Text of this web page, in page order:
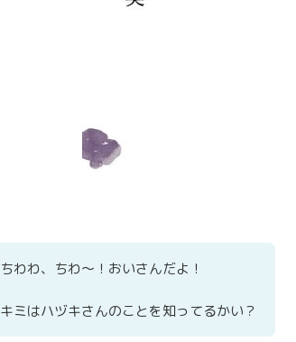
ちわわ、ちわ～！おいさんだよ！
キミはハヅキさんのことを知ってるかい？